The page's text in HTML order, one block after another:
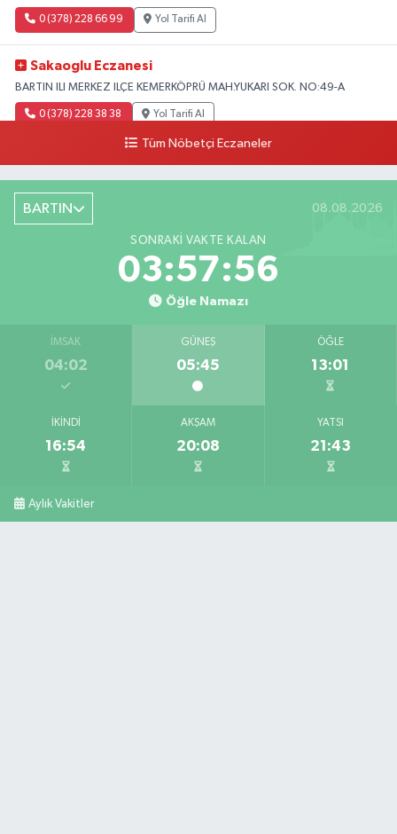
0 (378) 228 66 99 Yol Tarifi Al
Sakaoglu Eczanesi
BARTIN ILI MERKEZ ILÇE KEMERKÖPRÜ MAH.YUKARI SOK. NO:49-A
0 (378) 228 38 38 Yol Tarifi Al
Tüm Nöbetçi Eczaneler
BARTIN 08.08.2026
SONRAKI VAKTE KALAN
03:57:55
Öğle Namazı
İMSAK
04:02
GÜNEŞ
05:45
ÖĞLE
13:01
İKINDI
16:54
AKŞAM
20:08
YATSI
21:43
Aylık Vakitler